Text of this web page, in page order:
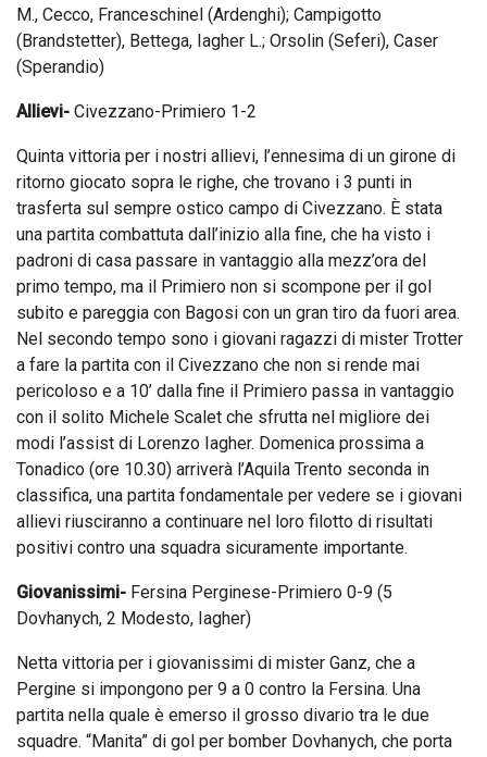
M., Cecco, Franceschinel (Ardenghi); Campigotto
(Brandstetter), Bettega, Iagher L.; Orsolin (Seferi), Caser
(Sperandio)
Allievi- Civezzano-Primiero 1-2
Quinta vittoria per i nostri allievi, l’ennesima di un girone di
ritorno giocato sopra le righe, che trovano i 3 punti in
trasferta sul sempre ostico campo di Civezzano. È stata
una partita combattuta dall’inizio alla fine, che ha visto i
padroni di casa passare in vantaggio alla mezz’ora del
primo tempo, ma il Primiero non si scompone per il gol
subito e pareggia con Bagosi con un gran tiro da fuori area.
Nel secondo tempo sono i giovani ragazzi di mister Trotter
a fare la partita con il Civezzano che non si rende mai
pericoloso e a 10’ dalla fine il Primiero passa in vantaggio
con il solito Michele Scalet che sfrutta nel migliore dei
modi l’assist di Lorenzo Iagher. Domenica prossima a
Tonadico (ore 10.30) arriverà l’Aquila Trento seconda in
classifica, una partita fondamentale per vedere se i giovani
allievi riusciranno a continuare nel loro filotto di risultati
positivi contro una squadra sicuramente importante.
Giovanissimi- Fersina Perginese-Primiero 0-9 (5
Dovhanych, 2 Modesto, Iagher)
Netta vittoria per i giovanissimi di mister Ganz, che a
Pergine si impongono per 9 a 0 contro la Fersina. Una
partita nella quale è emerso il grosso divario tra le due
squadre. “Manita” di gol per bomber Dovhanych, che porta